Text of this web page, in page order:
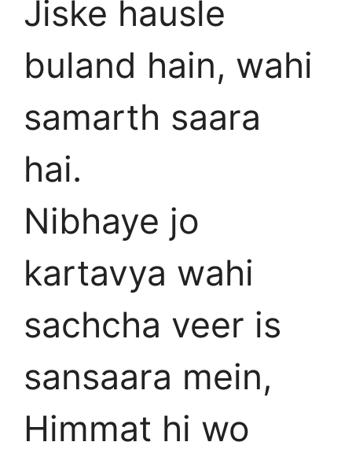
Jiske hausle
buland hain, wahi
samarth saara
hai.
Nibhaye jo
kartavya wahi
sachcha veer is
sansaara mein,
Himmat hi wo